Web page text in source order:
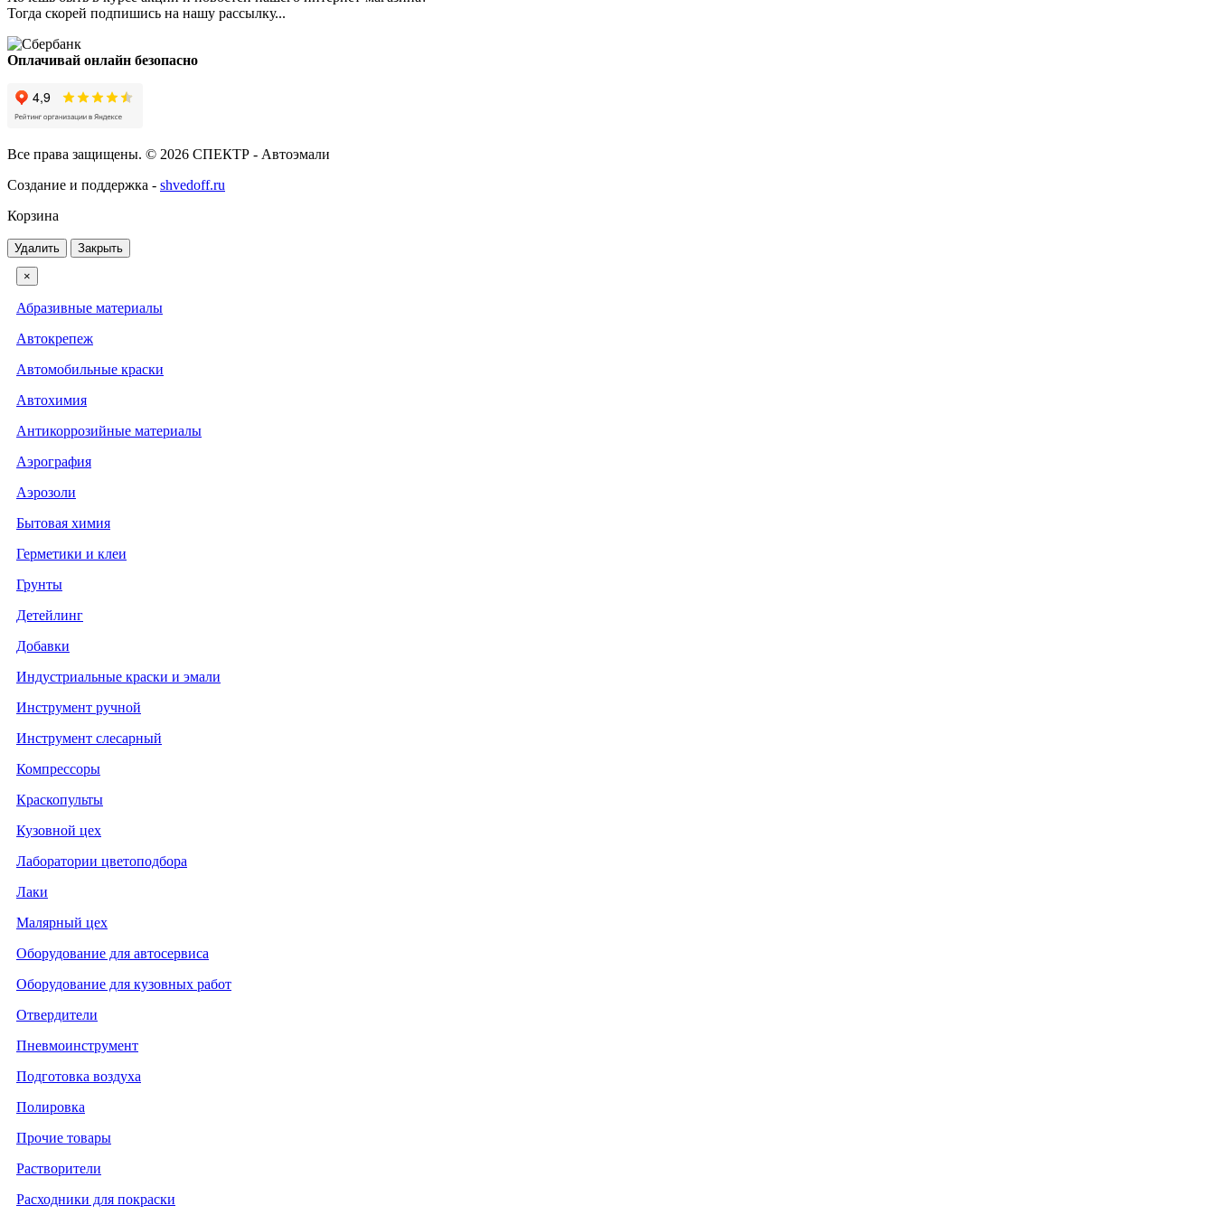
Тогда скорей подпишись на нашу рассылку...
Оплачивай онлайн безопасно
Все права защищены. © 2026 СПЕКТР - Автоэмали
Создание и поддержка - shvedoff.ru
Корзина
Удалить Закрыть
×
Абразивные материалы
Автокрепеж
Автомобильные краски
Автохимия
Антикоррозийные материалы
Аэрография
Аэрозоли
Бытовая химия
Герметики и клеи
Грунты
Детейлинг
Добавки
Индустриальные краски и эмали
Инструмент ручной
Инструмент слесарный
Компрессоры
Краскопульты
Кузовной цех
Лаборатории цветоподбора
Лаки
Малярный цех
Оборудование для автосервиса
Оборудование для кузовных работ
Отвердители
Пневмоинструмент
Подготовка воздуха
Полировка
Прочие товары
Растворители
Расходники для покраски